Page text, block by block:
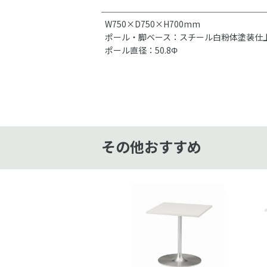
W750×D750×H700mm
ポール・脚ベース：スチール白粉体塗装仕
ポール直径：50.8Φ
その他おすすめ